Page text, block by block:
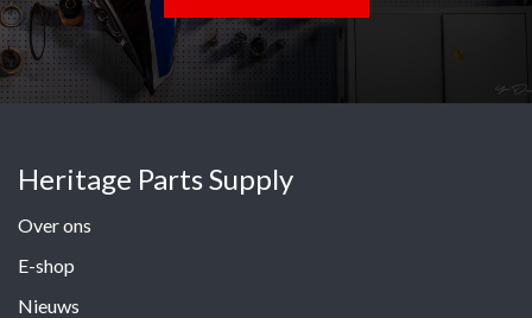
Heritage Parts Supply
Over ons
E-shop
Nieuws